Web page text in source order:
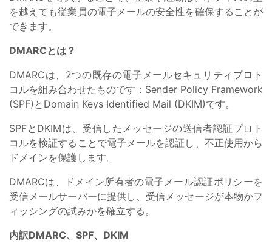
を越えても従業員の電子メールの安全性を確保することが
できます。
DMARCとは？
DMARCは、2つの既存の電子メールセキュリティプロト
コルを組み合わせたものです：Sender Policy Framework
(SPF)とDomain Keys Identified Mail (DKIM)です。
SPFとDKIMは、受信したメッセージの送信者認証プロト
コルを検証することで電子メールを認証し、不正使用から
ドメインを保護します。
DMARCは、ドメイン所有者の電子メール認証ポリシーを
受信メールサーバーに提供し、受信メッセージが本物かフ
ィッシングの試みかを確立する。
内訳DMARC、SPF、DKIM